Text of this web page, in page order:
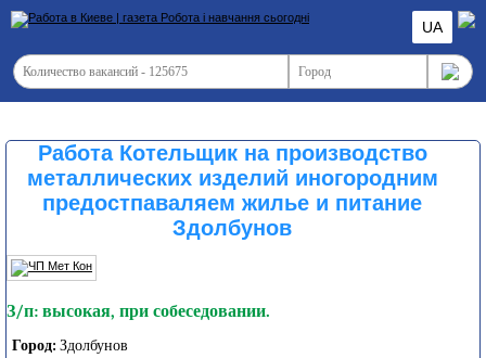
UA
Работа Котельщик на производство
металлических изделий иногородним
предостпаваляем жилье и питание
Здолбунов
З/п: высокая, при собеседовании.
Город: Здолбунов